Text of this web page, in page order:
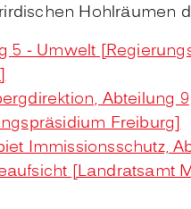
Hohlräumen
5 - Umwelt
Abteilung 9
Freiburg]
Immissionsschutz,
[Landratsamt